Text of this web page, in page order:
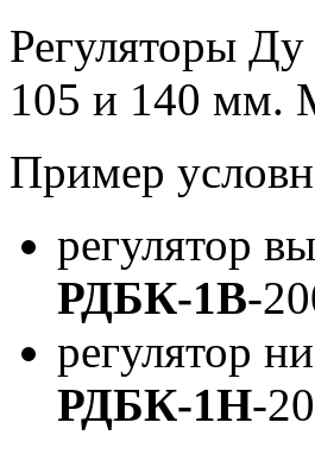
Регуляторы
105 и 140 мм.
Пример
регулятор
РДБК-1В-
регулятор
РДБК-1Н-